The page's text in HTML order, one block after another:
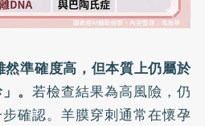
準確度高，但本質上仍屬於
」。若檢查結果為高風險，仍
確認。羊膜穿刺通常在懷孕